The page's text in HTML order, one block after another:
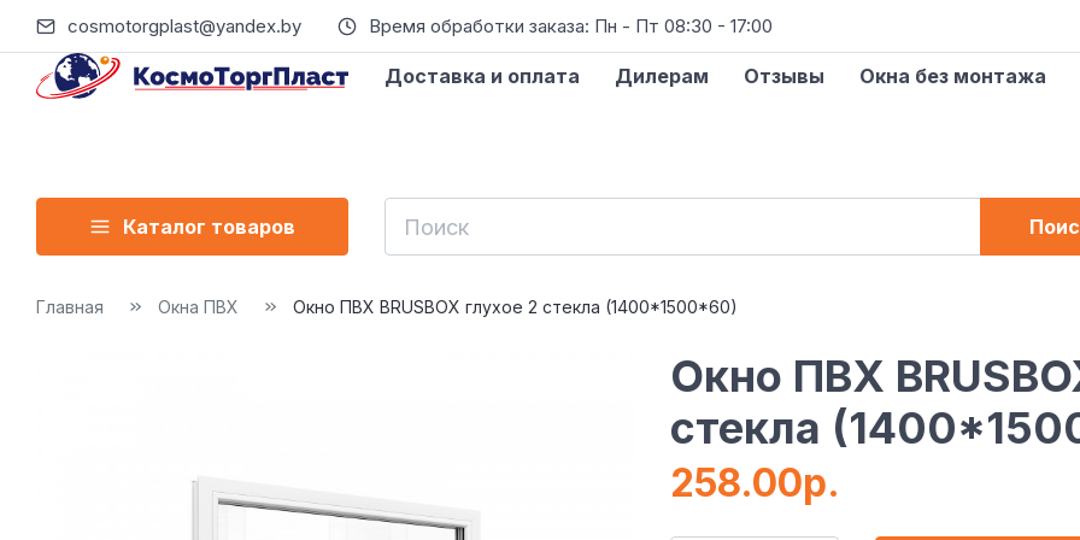
cosmotorgplast@yandex.by Время обработки заказа: Пн - Пт 08:30 - 17:00
Доставка и оплата Дилерам Отзывы Окна без монтажа
Каталог товаров
Главная Окна ПВХ Окно ПВХ BRUSBOX глухое 2 стекла (1400*1500*60)
Окно ПВХ
стекла
258.00р.